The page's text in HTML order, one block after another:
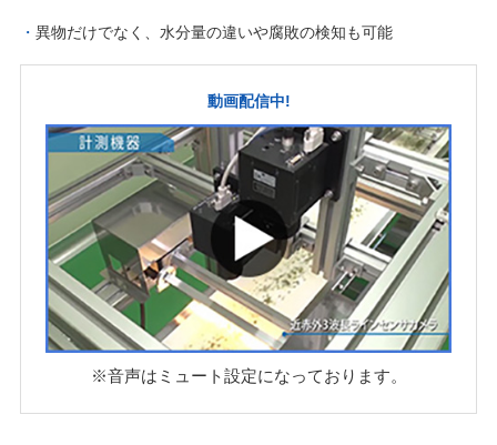
異物だけでなく、水分量の違いや腐敗の検知も可能
動画配信中!
※音声はミュート設定になっております。